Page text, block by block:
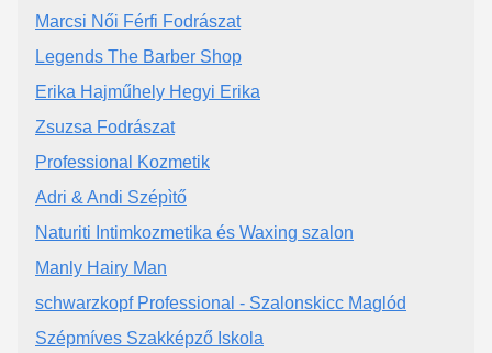
Marcsi Női Férfi Fodrászat
Legends The Barber Shop
Erika Hajműhely Hegyi Erika
Zsuzsa Fodrászat
Professional Kozmetik
Adri & Andi Szépìtő
Naturiti Intimkozmetika és Waxing szalon
Manly Hairy Man
schwarzkopf Professional - Szalonskicc Maglód
Szépmíves Szakképző Iskola